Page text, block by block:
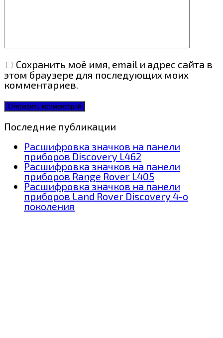
Сохранить моё имя, email и адрес сайта в
этом браузере для последующих моих
комментариев.
Последние публикации
Расшифровка значков на панели
приборов Discovery L462
Расшифровка значков на панели
приборов Range Rover L405
Расшифровка значков на панели
приборов Land Rover Discovery 4-о
поколения